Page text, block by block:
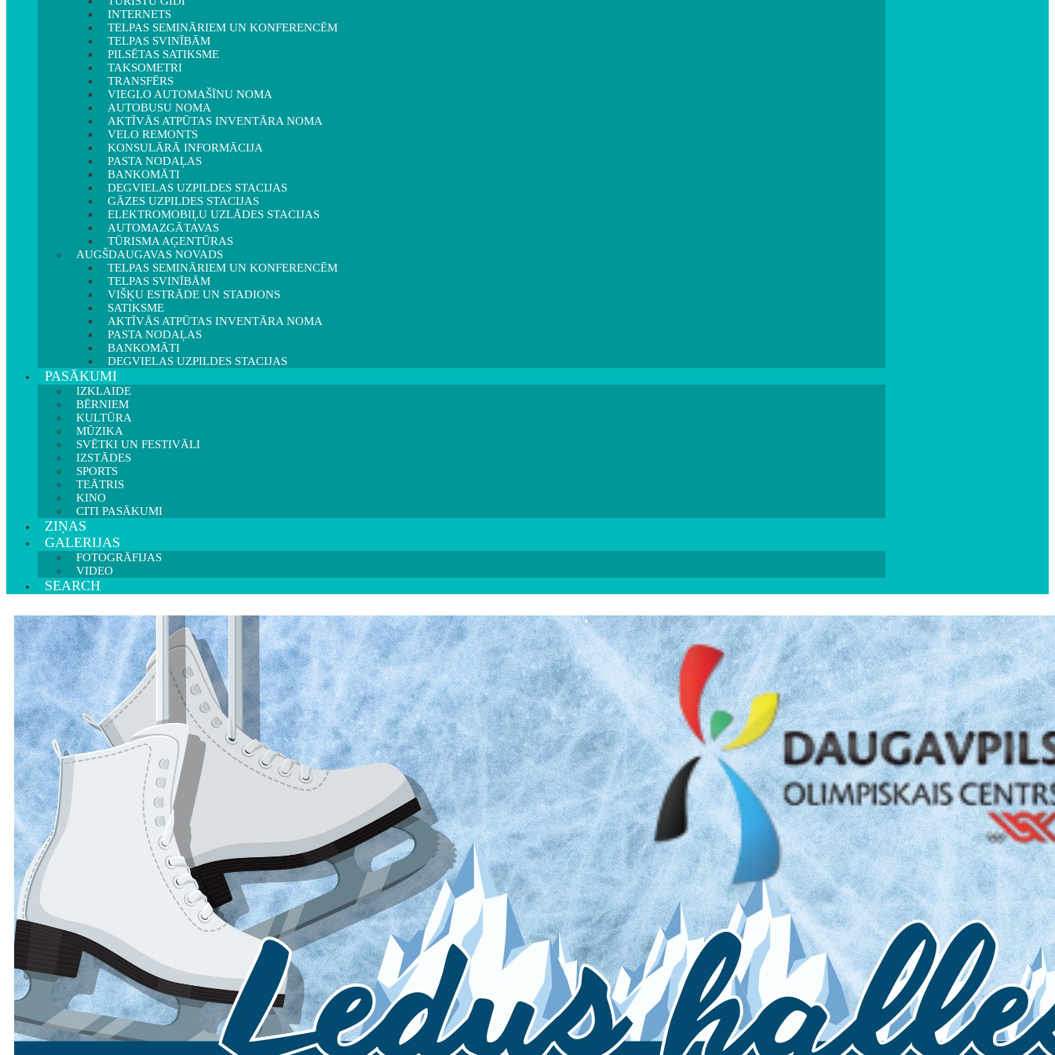
INTERNETS
TELPAS SEMINĀRIEM UN KONFERENCĒM
TELPAS SVINĪBĀM
PILSĒTAS SATIKSME
TAKSOMETRI
TRANSFĒRS
VIEGLO AUTOMAŠĪNU NOMA
AUTOBUSU NOMA
AKTĪVĀS ATPŪTAS INVENTĀRA NOMA
VELO REMONTS
KONSULĀRĀ INFORMĀCIJA
PASTA NODAĻAS
BANKOMĀTI
DEGVIELAS UZPILDES STACIJAS
GĀZES UZPILDES STACIJAS
ELEKTROMOBIĻU UZLĀDES STACIJAS
AUTOMAZGĀTAVAS
TŪRISMA AĢENTŪRAS
AUGŠDAUGAVAS NOVADS
TELPAS SEMINĀRIEM UN KONFERENCĒM
TELPAS SVINĪBĀM
VIŠĶU ESTRĀDE UN STADIONS
SATIKSME
AKTĪVĀS ATPŪTAS INVENTĀRA NOMA
PASTA NODAĻAS
BANKOMĀTI
DEGVIELAS UZPILDES STACIJAS
PASĀKUMI
IZKLAIDE
BĒRNIEM
KULTŪRA
MŪZIKA
SVĒTKI UN FESTIVĀLI
IZSTĀDES
SPORTS
TEĀTRIS
KINO
CITI PASĀKUMI
ZIŅAS
GALERIJAS
FOTOGRĀFIJAS
VIDEO
SEARCH